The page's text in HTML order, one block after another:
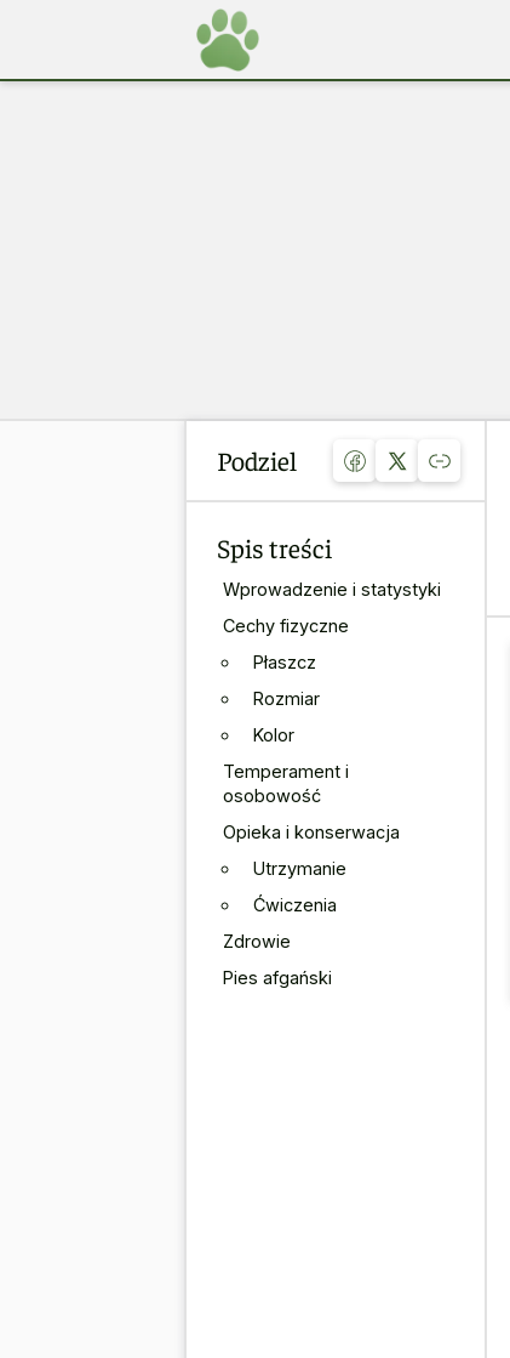
Podziel
Spis treści
Wprowadzenie i statystyki
Cechy fizyczne
Płaszcz
Rozmiar
Kolor
Temperament i
osobowość
Opieka i konserwacja
Utrzymanie
Ćwiczenia
Zdrowie
Pies afgański